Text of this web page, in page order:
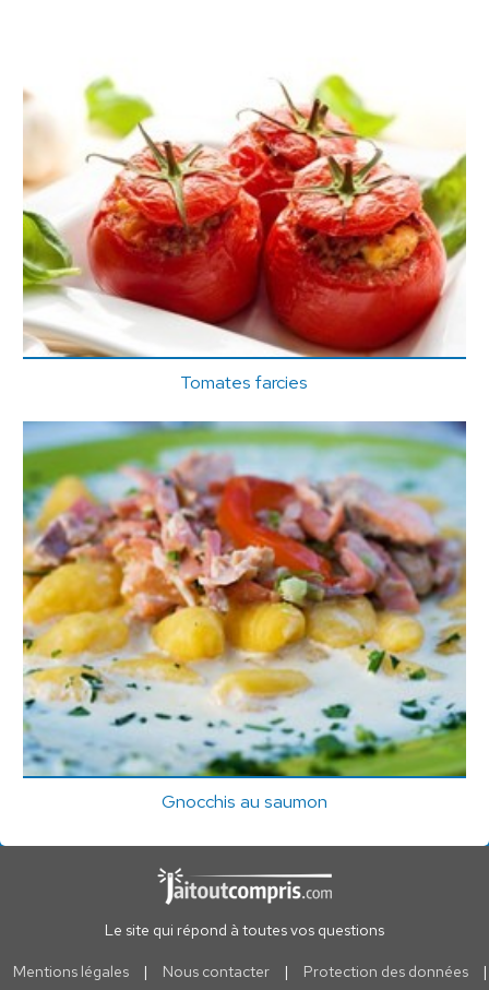
Tomates farcies
Gnocchis au saumon
Le site qui répond à toutes vos questions
Mentions légales | Nous contacter | Protection des données |